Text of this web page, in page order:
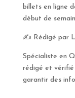
billets en ligne
début de
✍️ Rédigé par
Spécialiste en
rédigé et
garantir des